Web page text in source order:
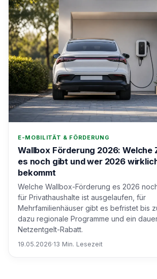
E-MOBILITÄT & FÖRDERUNG
Wallbox Förderung 2026: Welche
es noch gibt und wer 2026
bekommt
Welche Wallbox-Förderung es 2026
für Privathaushalte ist ausgelaufen, für
Mehrfamilienhäuser gibt es befristet bis
dazu regionale Programme und ein
Netzentgelt-Rabatt.
19.05.2026·13 Min. Lesezeit